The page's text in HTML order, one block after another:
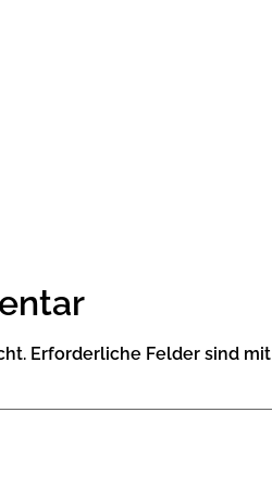
Erforderliche Felder sind mit